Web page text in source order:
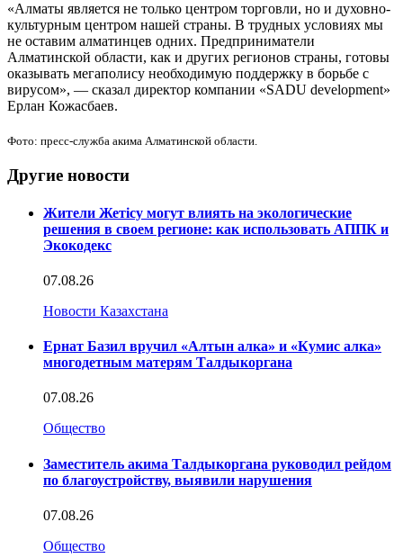
«Алматы является не только центром торговли, но и духовно-
культурным центром нашей страны. В трудных условиях мы
не оставим алматинцев одних. Предприниматели
Алматинской области, как и других регионов страны, готовы
оказывать мегаполису необходимую поддержку в борьбе с
вирусом», — сказал директор компании «SADU development»
Ерлан Кожасбаев.
Фото: пресс-служба акима Алматинской области.
Другие новости
Жители Жетісу могут влиять на экологические
решения в своем регионе: как использовать АППК и
Экокодекс
07.08.26
Новости Казахстана
Ернат Базил вручил «Алтын алка» и «Кумис алка»
многодетным матерям Талдыкоргана
07.08.26
Общество
Заместитель акима Талдыкоргана руководил рейдом
по благоустройству, выявили нарушения
07.08.26
Общество